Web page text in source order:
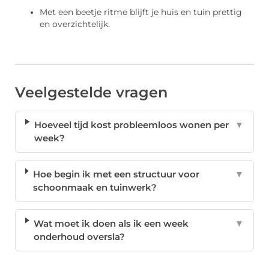
Met een beetje ritme blijft je huis en tuin prettig
en overzichtelijk.
Veelgestelde vragen
Hoeveel tijd kost probleemloos wonen per
week?
▼
Hoe begin ik met een structuur voor
schoonmaak en tuinwerk?
▼
Wat moet ik doen als ik een week
onderhoud oversla?
▼